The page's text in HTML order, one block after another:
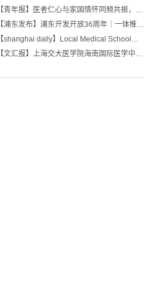
【青年报】医者仁心与家国情怀同频共振，…
【浦东发布】浦东开发开放36周年｜一体推…
【shanghai daily】Local Medical School…
【文汇报】上海交大医学院海南国际医学中…